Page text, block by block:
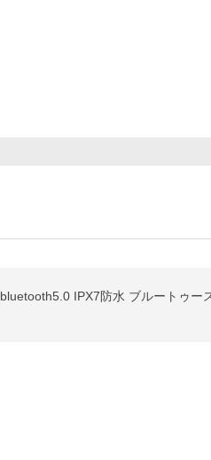
IPX7防水 ブルートゥ